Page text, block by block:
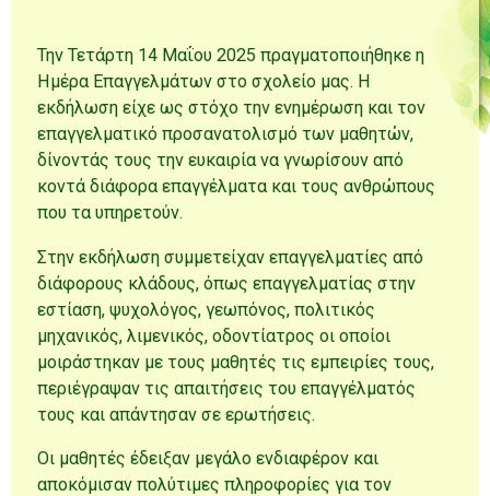
Την Τετάρτη 14 Μαΐου 2025 πραγματοποιήθηκε η
Ημέρα Επαγγελμάτων στο σχολείο μας. Η
εκδήλωση είχε ως στόχο την ενημέρωση και τον
επαγγελματικό προσανατολισμό των μαθητών,
δίνοντάς τους την ευκαιρία να γνωρίσουν από
κοντά διάφορα επαγγέλματα και τους ανθρώπους
που τα υπηρετούν.
Στην εκδήλωση συμμετείχαν επαγγελματίες από
διάφορους κλάδους, όπως επαγγελματίας στην
εστίαση, ψυχολόγος, γεωπόνος, πολιτικός
μηχανικός, λιμενικός, οδοντίατρος οι οποίοι
μοιράστηκαν με τους μαθητές τις εμπειρίες τους,
περιέγραψαν τις απαιτήσεις του επαγγέλματός
τους και απάντησαν σε ερωτήσεις.
Οι μαθητές έδειξαν μεγάλο ενδιαφέρον και
αποκόμισαν πολύτιμες πληροφορίες για τον